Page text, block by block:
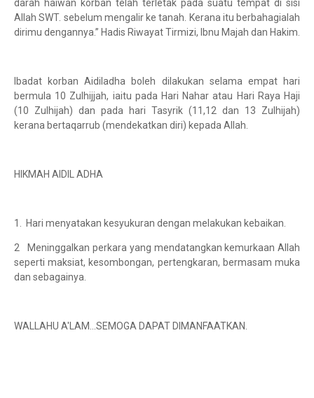
darah haiwan korban telah terletak pada suatu tempat di sisi
Allah SWT. sebelum mengalir ke tanah. Kerana itu berbahagialah
dirimu dengannya.” Hadis Riwayat Tirmizi, Ibnu Majah dan Hakim.
Ibadat korban Aidiladha boleh dilakukan selama empat hari
bermula 10 Zulhijjah, iaitu pada Hari Nahar atau Hari Raya Haji
(10 Zulhijah) dan pada hari Tasyrik (11,12 dan 13 Zulhijah)
kerana bertaqarrub (mendekatkan diri) kepada Allah.
HIKMAH AIDIL ADHA
1. Hari menyatakan kesyukuran dengan melakukan kebaikan.
2 Meninggalkan perkara yang mendatangkan kemurkaan Allah
seperti maksiat, kesombongan, pertengkaran, bermasam muka
dan sebagainya.
WALLAHU A'LAM...SEMOGA DAPAT DIMANFAATKAN.